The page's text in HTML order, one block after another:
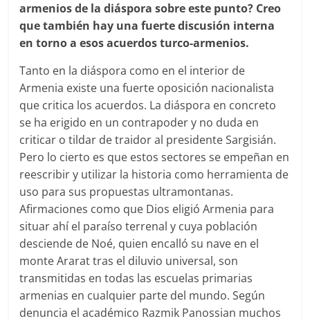
armenios de la diáspora sobre este punto? Creo
que también hay una fuerte discusión interna
en torno a esos acuerdos turco-armenios.
Tanto en la diáspora como en el interior de
Armenia existe una fuerte oposición nacionalista
que critica los acuerdos. La diáspora en concreto
se ha erigido en un contrapoder y no duda en
criticar o tildar de traidor al presidente Sargisián.
Pero lo cierto es que estos sectores se empeñan en
reescribir y utilizar la historia como herramienta de
uso para sus propuestas ultramontanas.
Afirmaciones como que Dios eligió Armenia para
situar ahí el paraíso terrenal y cuya población
desciende de Noé, quien encalló su nave en el
monte Ararat tras el diluvio universal, son
transmitidas en todas las escuelas primarias
armenias en cualquier parte del mundo. Según
denuncia el académico Razmik Panossian muchos